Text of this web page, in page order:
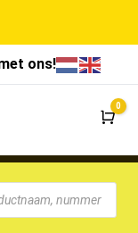
ons!
0